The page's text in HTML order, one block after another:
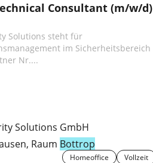
Consultant (m/w/d)
Solutions steht für
im Sicherheitsbereich
Nr....
Solutions GmbH
Raum Bottrop
Homeoffice Vollzeit